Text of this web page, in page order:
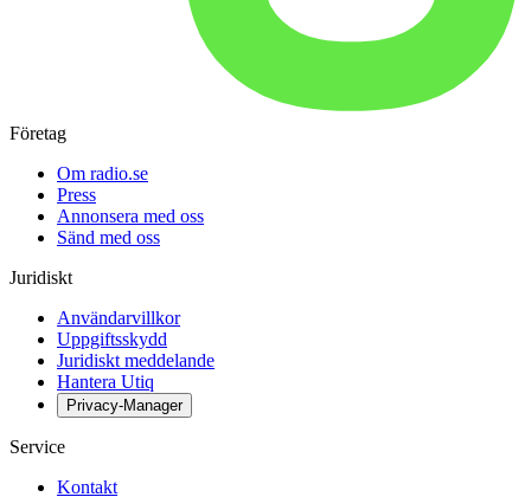
Företag
Om radio.se
Press
Annonsera med oss
Sänd med oss
Juridiskt
Användarvillkor
Uppgiftsskydd
Juridiskt meddelande
Hantera Utiq
Privacy-Manager
Service
Kontakt